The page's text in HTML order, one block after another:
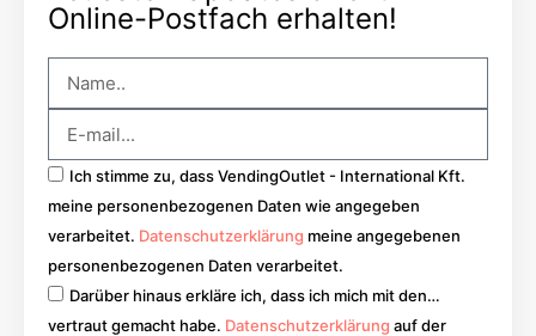
Online-Postfach erhalten!
Ich stimme zu, dass VendingOutlet - International Kft.
meine personenbezogenen Daten wie angegeben
verarbeitet. Datenschutzerklärung meine angegebenen
personenbezogenen Daten verarbeitet.
Darüber hinaus erkläre ich, dass ich mich mit den…
vertraut gemacht habe. Datenschutzerklärung auf der